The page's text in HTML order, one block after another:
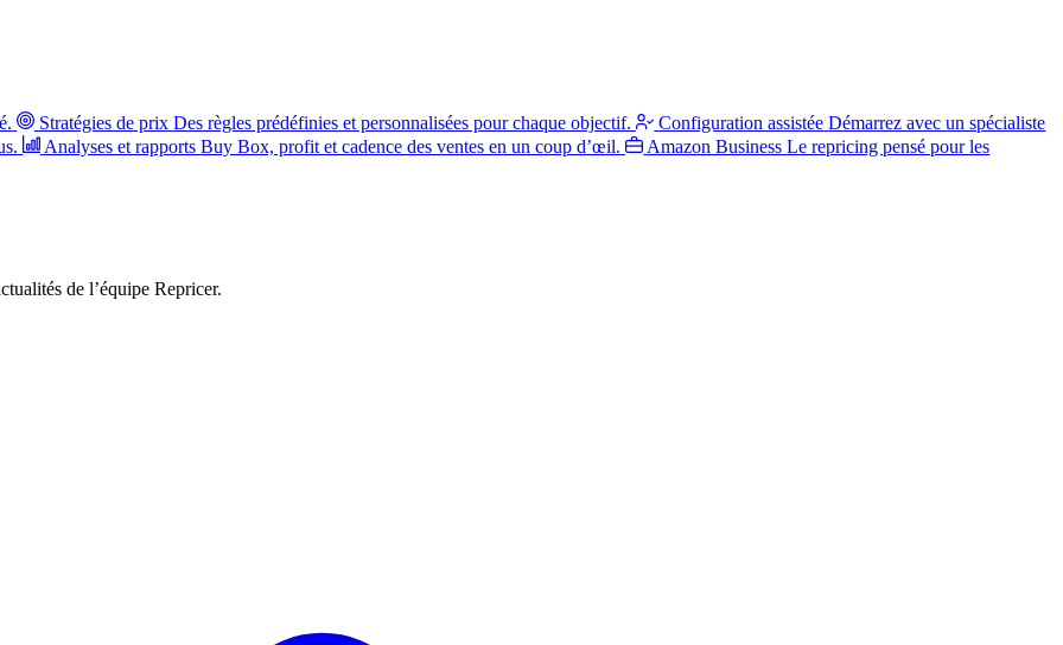
Stratégies de prix Des règles prédéfinies et personnalisées pour chaque objectif. Configuration assistée Démarrez avec un spécialiste
Analyses et rapports Buy Box, profit et cadence des ventes en un coup d’œil. Amazon Business Le repricing pensé pour les
de l’équipe Repricer.